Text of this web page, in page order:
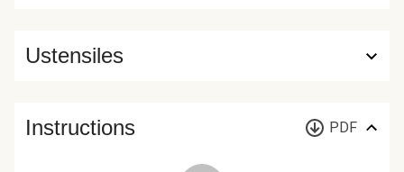
Ustensiles
Instructions PDF